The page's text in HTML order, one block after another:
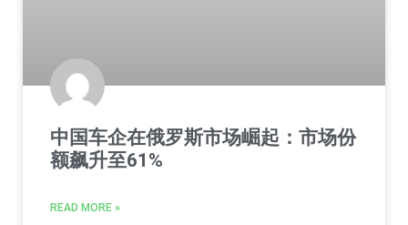
中国车企在俄罗斯市场崛起：市场份
额飙升至61%
READ MORE »